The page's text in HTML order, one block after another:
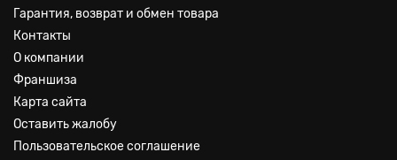
Гарантия, возврат и обмен товара
Контакты
О компании
Франшиза
Карта сайта
Оставить жалобу
Пользовательское соглашение